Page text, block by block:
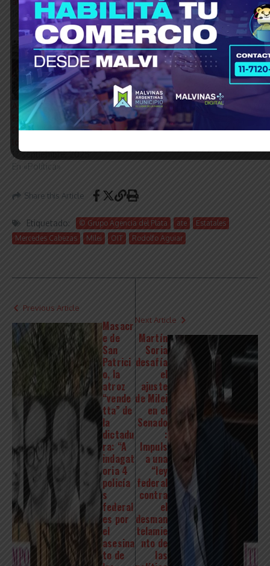
18 mayo, 2026
En «Política»
8 octubre, 2025
En «El Mundo»
Así finalizó la Sesión
Especial en la Cámara de
Diputados tras rechazar
17 septiembre, 2025
En «Política»
Share this Article
Etiquetado: © Grupo Agencia del Plata ate
Estatales
Mercedes Cabezas
Milei OIT Rodolfo Aguiar
Previous Article
Masacr
e de
San
Patrici
o, la
atroz
“vende
tta” de
la
dictadu
ra: “A
indagat
oria 4
policía
s
federal
es por
el
asesina
to de
Next Article
Martín
Soria
desafía
el
ajuste
de Milei
en el
Senado
:
Impuls
a una
“ley
federal
contra
el
desman
telamie
nto de
las